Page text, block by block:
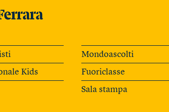
Mondoascolti
Kids
Fuoriclasse
Sala stampa